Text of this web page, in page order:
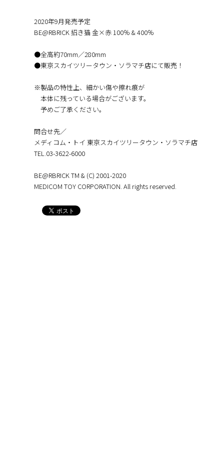
2020年9月発売予定
BE@RBRICK 招き猫 金×赤 100％ & 400％
●全高約70mm／280mm
●東京スカイツリータウン・ソラマチ店にて販売！
※製品の特性上、細かい傷や擦れ痕が
本体に残っている場合がございます。
予めご了承ください。
問合せ先／
メディコム・トイ 東京スカイツリータウン・ソラマチ店
TEL.03-3622-6000
BE@RBRICK TM & (C) 2001-2020
MEDICOM TOY CORPORATION. All rights reserved.